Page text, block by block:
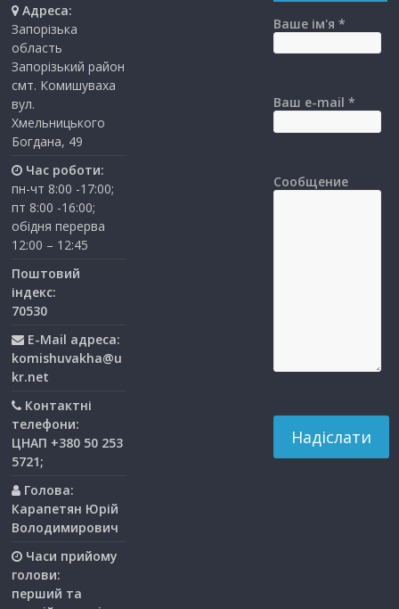
Адреса:
Запорізька
область
Запорізький район
смт. Комишуваха
вул.
Хмельницького
Богдана, 49
Час роботи:
пн-чт 8:00 -17:00;
пт 8:00 -16:00;
обідня перерва
12:00 – 12:45
Поштовий
індекс:
70530
E-Mail адреса:
komishuvakha@u
kr.net
Контактні
телефони:
ЦНАП +380 50 253
5721;
Голова:
Карапетян Юрій
Володимирович
Часи прийому
голови:
перший та
Ваше ім'я *
Ваш e-mail *
Сообщение